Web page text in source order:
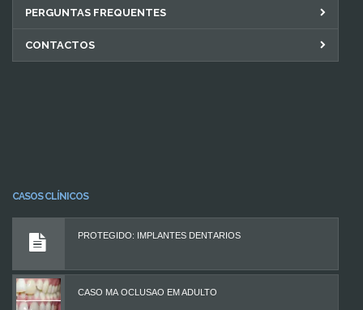
PERGUNTAS FREQUENTES
CONTACTOS
CASOS CLÍNICOS
PROTEGIDO: IMPLANTES DENTÁRIOS
CASO MÁ OCLUSÃO EM ADULTO